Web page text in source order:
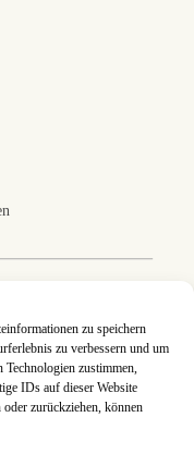
zu speichern
zu verbessern und um
Technologien zustimmen,
IDs auf dieser Website
zurückziehen, können
Nordhessen
denn eure Bilder
Jede
ihr es seid und